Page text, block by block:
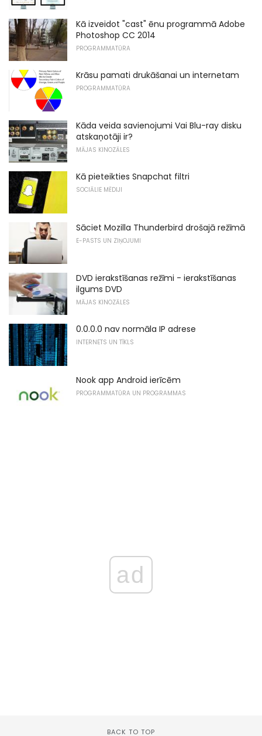
Kā izveidot "cast" ēnu programmā Adobe
Photoshop CC 2014
PROGRAMMATŪRA
Krāsu pamati drukāšanai un internetam
PROGRAMMATŪRA
Kāda veida savienojumi Vai Blu-ray disku
atskaņotāji ir?
MĀJAS KINOZĀLES
Kā pieteikties Snapchat filtri
SOCIĀLIE MĒDIJI
Sāciet Mozilla Thunderbird drošajā režīmā
E-PASTS UN ZIŅOJUMI
DVD ierakstīšanas režīmi - ierakstīšanas
ilgums DVD
MĀJAS KINOZĀLES
0.0.0.0 nav normāla IP adrese
INTERNETS UN TĪKLS
Nook app Android ierīcēm
PROGRAMMATŪRA UN PROGRAMMAS
ad
BACK TO TOP